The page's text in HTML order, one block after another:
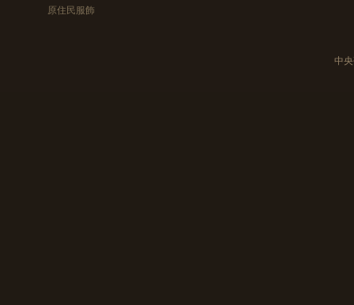
原住民服飾
中